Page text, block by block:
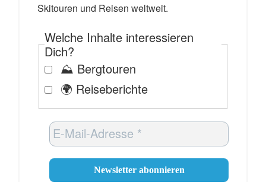
Skitouren und Reisen weltweit.
Welche Inhalte interessieren
Dich?
⛰️ Bergtouren
🌍 Reiseberichte